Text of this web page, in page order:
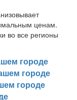
ценам.
во все регионы